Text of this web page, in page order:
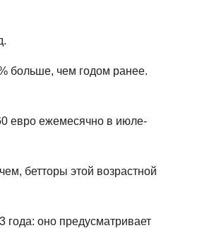
больше, чем годом ранее.
евро ежемесячно в июле-
бетторы этой возрастной
оно предусматривает